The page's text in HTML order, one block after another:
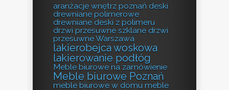
aranżacje wnętrz poznań deski
drewniane polimerowe
drewniane deski z polimeru
drzwi przesuwne szklane drzwi
przesuwne Warszawa
lakierobejca woskowa
lakierowanie podłóg
Meble biurowe na zamówienie
Meble biurowe Poznań
meble biurowe w domu meble